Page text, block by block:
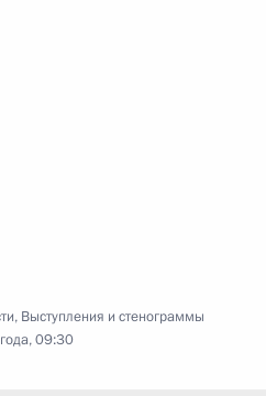
, Выступления и стенограммы
09:30